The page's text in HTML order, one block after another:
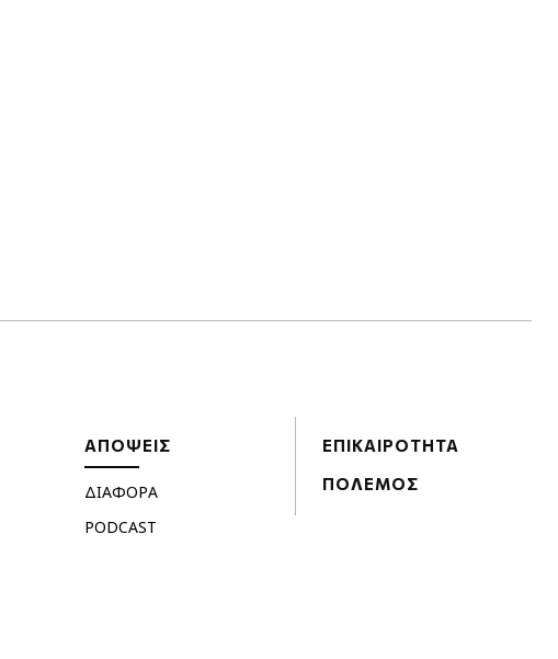
ΑΠΟΨΕΙΣ
ΔΙΑΦΟΡΑ
PODCAST
ΕΠΙΚΑΙΡΟΤΗΤΑ
ΠΟΛΕΜΟΣ